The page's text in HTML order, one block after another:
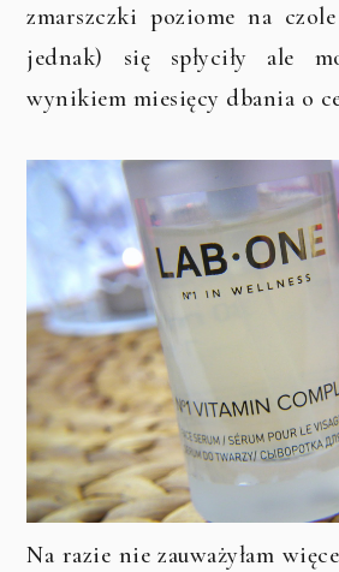
zmarszczki poziome na
jednak) się spłyciły ale
wynikiem miesięcy dbania o
Na razie nie zauważyłam